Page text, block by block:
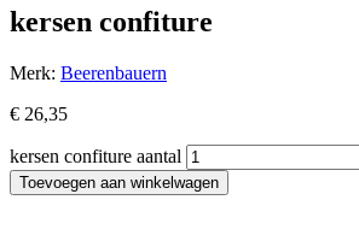
kersen confiture
Merk: Beerenbauern
€ 26,35
kersen confiture aantal
Toevoegen aan winkelwagen